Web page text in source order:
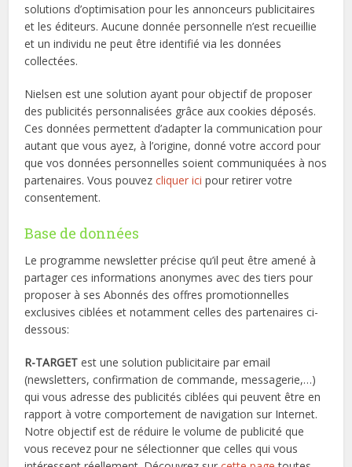
solutions d’optimisation pour les annonceurs publicitaires
et les éditeurs. Aucune donnée personnelle n’est recueillie
et un individu ne peut être identifié via les données
collectées.
Nielsen est une solution ayant pour objectif de proposer
des publicités personnalisées grâce aux cookies déposés.
Ces données permettent d’adapter la communication pour
autant que vous ayez, à l’origine, donné votre accord pour
que vos données personnelles soient communiquées à nos
partenaires. Vous pouvezcliquer ici pour retirer votre
consentement.
Base de données
Le programme newsletter précise qu’il peut être amené à
partager ces informations anonymes avec des tiers pour
proposer à ses Abonnés des offres promotionnelles
exclusives ciblées et notamment celles des partenaires ci-
dessous:
R-TARGET est une solution publicitaire par email
(newsletters, confirmation de commande, messagerie,…)
qui vous adresse des publicités ciblées qui peuvent être en
rapport à votre comportement de navigation sur Internet.
Notre objectif est de réduire le volume de publicité que
vous recevez pour ne sélectionner que celles qui vous